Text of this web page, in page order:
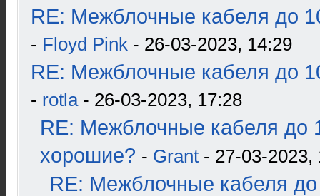
RE: Межблочные кабеля до
- Floyd Pink - 26-03-2023, 14:29
RE: Межблочные кабеля до
- rotla- 26-03-2023, 17:28
RE: Межблочные кабеля до
хорошие? - Grant - 27-03-2023,
RE: Межблочные кабеля до